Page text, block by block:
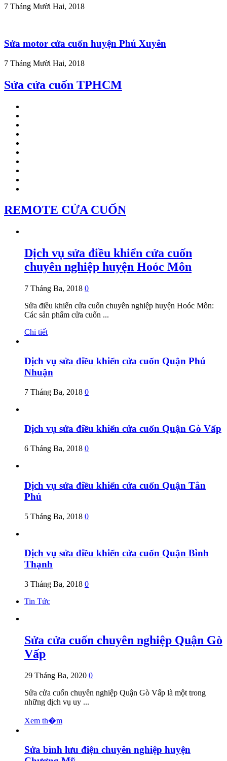
7 Tháng Mười Hai, 2018
Sửa motor cửa cuốn huyện Phú Xuyên
7 Tháng Mười Hai, 2018
Sửa cửa cuốn TPHCM
REMOTE CỬA CUỐN
Dịch vụ sửa điều khiển cửa cuốn
chuyên nghiệp huyện Hoóc Môn
7 Tháng Ba, 2018 0
Sửa điều khiển cửa cuốn chuyên nghiệp huyện Hoóc Môn:
Các sản phẩm cửa cuốn ...
Chi tiết
Dịch vụ sửa điều khiển cửa cuốn Quận Phú
Nhuận
7 Tháng Ba, 2018 0
Dịch vụ sửa điều khiển cửa cuốn Quận Gò Vấp
6 Tháng Ba, 2018 0
Dịch vụ sửa điều khiển cửa cuốn Quận Tân
Phú
5 Tháng Ba, 2018 0
Dịch vụ sửa điều khiển cửa cuốn Quận Bình
Thạnh
3 Tháng Ba, 2018 0
Tin Tức
Sửa cửa cuốn chuyên nghiệp Quận Gò
Vấp
29 Tháng Ba, 2020 0
Sửa cửa cuốn chuyên nghiệp Quận Gò Vấp là một trong
những dịch vụ uy ...
Xem th�m
Sửa bình lưu điện chuyên nghiệp huyện